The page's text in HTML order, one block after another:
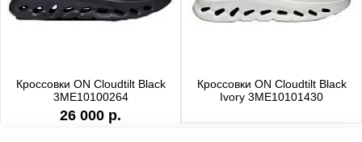
Кроссовки ON Cloudtilt Black
3ME10100264
26 000 р.
Кроссовки ON Cloudtilt Black
Ivory 3ME10101430